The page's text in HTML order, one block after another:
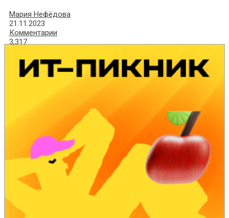
Мария Нефёдова
21.11.2023
Комментарии
3,317